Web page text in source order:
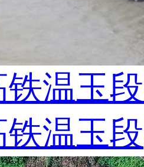
温玉
温玉段